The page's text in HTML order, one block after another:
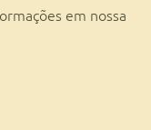
em nossa